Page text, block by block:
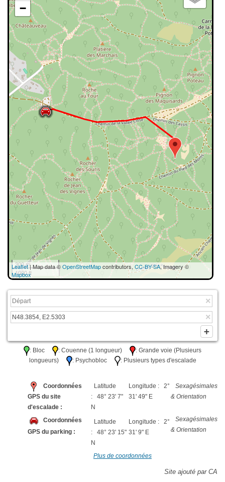
−
300 m
1000 ft
Leaflet| Map data ©OpenStreetMapcontributors, CC-BY-SA, Imagery ©
Mapbox
: Bloc : Couenne (1 longueur)
: Grande voie (Plusieurs
longueurs)
: Psychobloc : Plusieurs types d'escalade
Coordonnées
GPS du site
d'escalade :
Latitude
: 48° 23' 7"
N
Longitude : 2°
31' 49" E
Sexagésimales
& Orientation
Coordonnées
GPS du parking :
Latitude
: 48° 23' 15"
N
Longitude : 2°
31' 9" E
Sexagésimales
& Orientation
Plus de coordonnées
Site ajouté par CA